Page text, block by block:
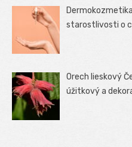
starostlivosti o
Orech lieskový
úžitkový a